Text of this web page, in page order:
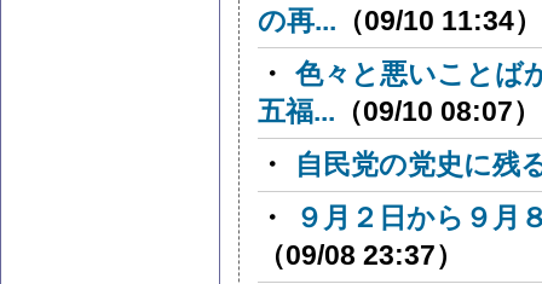
の再... （09/10 11:34）
・ 色々と悪いことば
五福... （09/10 08:07）
・
自民党の党史に残
・
９月２日から９月
（09/08 23:37）